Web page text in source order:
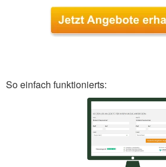
So einfach funktionierts: